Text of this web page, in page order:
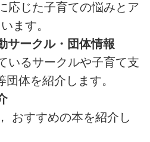
応じた子育ての悩みとア
ます。
サークル・団体情報
いるサークルや子育て支
体を紹介します。
おすすめの本を紹介し